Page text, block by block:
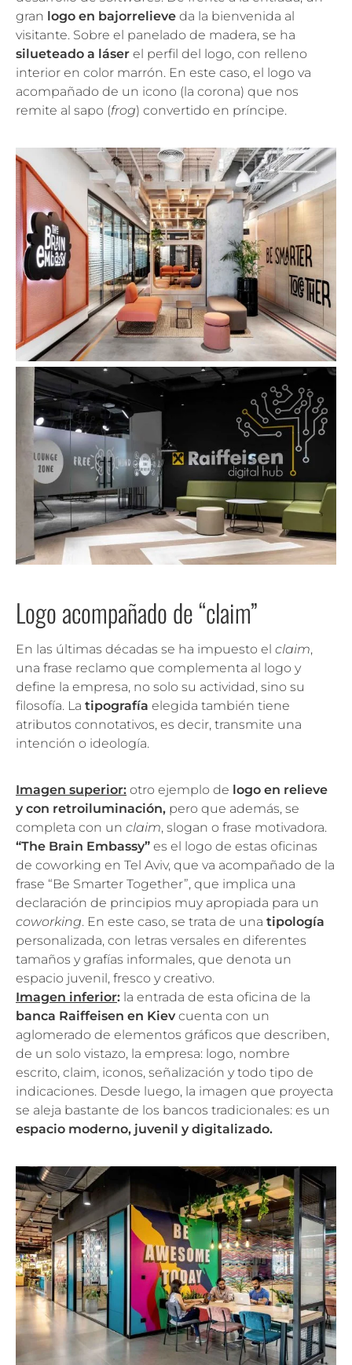
gran logo en bajorrelieve da la bienvenida al
visitante. Sobre el panelado de madera, se ha
silueteado a láser el perfil del logo, con relleno
interior en color marrón. En este caso, el logo va
acompañado de un icono (la corona) que nos
remite al sapo (frog) convertido en príncipe.
Logo acompañado de “claim”
En las últimas décadas se ha impuesto el claim,
una frase reclamo que complementa al logo y
define la empresa, no solo su actividad, sino su
filosofía. La tipografía elegida también tiene
atributos connotativos, es decir, transmite una
intención o ideología.
Imagen superior: otro ejemplo de logo en relieve
y con retroiluminación, pero que además, se
completa con un claim, slogan o frase motivadora.
“The Brain Embassy” es el logo de estas oficinas
de coworking en Tel Aviv, que va acompañado de la
frase “Be Smarter Together”, que implica una
declaración de principios muy apropiada para un
coworking. En este caso, se trata de una tipología
personalizada, con letras versales en diferentes
tamaños y grafías informales, que denota un
espacio juvenil, fresco y creativo.
Imagen inferior: la entrada de esta oficina de la
banca Raiffeisen en Kiev cuenta con un
aglomerado de elementos gráficos que describen,
de un solo vistazo, la empresa: logo, nombre
escrito, claim, iconos, señalización y todo tipo de
indicaciones. Desde luego, la imagen que proyecta
se aleja bastante de los bancos tradicionales: es un
espacio moderno, juvenil y digitalizado.